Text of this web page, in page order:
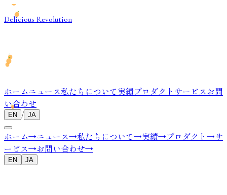
Delicious Revolution
ホーム ニュース私たちについて 実績プロダクト サービス お問
い合わせ
EN / JA
ホーム→ニュース→私たちについて→実績→プロダクト →サ
ービス→お問い合わせ→
EN JA